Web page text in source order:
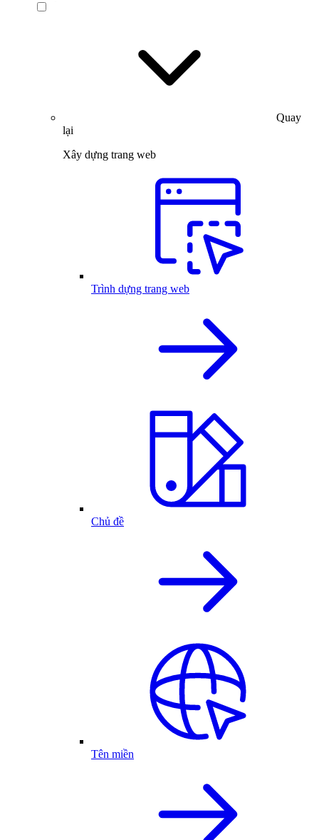
Quay
lại
Xây dựng trang web
Trình dựng trang web
Chủ đề
Tên miền